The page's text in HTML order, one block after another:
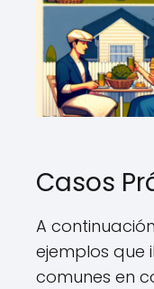
Casos
A
ejemplos que
comunes en